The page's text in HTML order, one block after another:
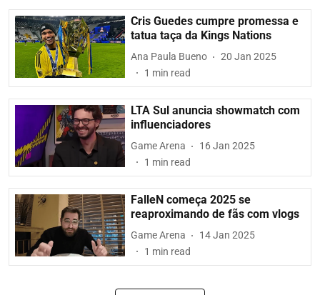
Cris Guedes cumpre promessa e
tatua taça da Kings Nations
Ana Paula Bueno
20 Jan 2025
1 min read
LTA Sul anuncia showmatch com
influenciadores
Game Arena
16 Jan 2025
1 min read
FalleN começa 2025 se
reaproximando de fãs com vlogs
Game Arena
14 Jan 2025
1 min read